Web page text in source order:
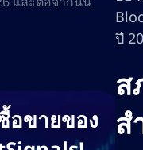
อขายของ
ปี
ส
ส